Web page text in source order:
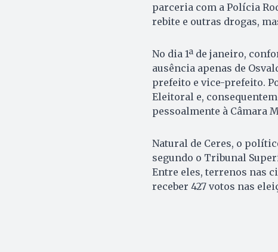
parceria com a Polícia
rebite e outras drogas,
No dia 1ª de janeiro,
ausência apenas de
prefeito e vice-prefeito.
Eleitoral e,
pessoalmente à Câmara
Natural de Ceres, o
segundo o Tribunal
Entre eles, terrenos nas
receber 427 votos nas